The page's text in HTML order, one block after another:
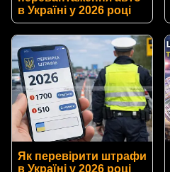
в Україні у 2026 році
Як перевірити штрафи
в Україні у 2026 році